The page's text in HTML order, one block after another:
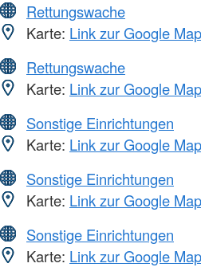
Rettungswache
Karte: Link zur Google
Rettungswache
Karte: Link zur Google
Sonstige Einrichtungen
Karte: Link zur Google
Sonstige Einrichtungen
Karte: Link zur Google
Sonstige Einrichtungen
Karte: Link zur Google